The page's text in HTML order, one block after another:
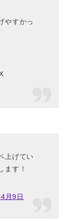
やすかっ
上げてい
ます！
月9日